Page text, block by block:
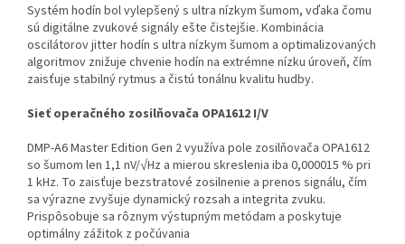
Systém hodín bol vylepšený s ultra nízkym šumom, vďaka čomu
sú digitálne zvukové signály ešte čistejšie. Kombinácia
oscilátorov jitter hodín s ultra nízkym šumom a optimalizovaných
algoritmov znižuje chvenie hodín na extrémne nízku úroveň, čím
zaisťuje stabilný rytmus a čistú tonálnu kvalitu hudby.
Sieť operačného zosilňovača OPA1612 I/V
DMP-A6 Master Edition Gen 2 využíva pole zosilňovača OPA1612
so šumom len 1,1 nV/√Hz a mierou skreslenia iba 0,000015 % pri
1 kHz. To zaisťuje bezstratové zosilnenie a prenos signálu, čím
sa výrazne zvyšuje dynamický rozsah a integrita zvuku.
Prispôsobuje sa rôznym výstupným metódam a poskytuje
optimálny zážitok z počúvania